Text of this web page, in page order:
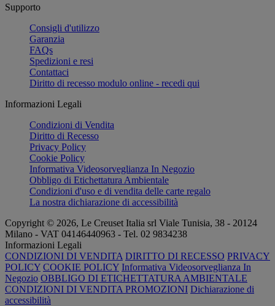
Supporto
Consigli d'utilizzo
Garanzia
FAQs
Spedizioni e resi
Contattaci
Diritto di recesso modulo online - recedi qui
Informazioni Legali
Condizioni di Vendita
Diritto di Recesso
Privacy Policy
Cookie Policy
Informativa Videosorveglianza In Negozio
Obbligo di Etichettatura Ambientale
Condizioni d'uso e di vendita delle carte regalo
La nostra dichiarazione di accessibilità
Copyright © 2026, Le Creuset Italia srl ​​Viale Tunisia, 38 - 20124
Milano - VAT 04146440963 - Tel. 02 9834238
Informazioni Legali
CONDIZIONI DI VENDITA DIRITTO DI RECESSO PRIVACY
POLICY COOKIE POLICY Informativa Videosorveglianza In
Negozio OBBLIGO DI ETICHETTATURA AMBIENTALE
CONDIZIONI DI VENDITA PROMOZIONI Dichiarazione di
accessibilità